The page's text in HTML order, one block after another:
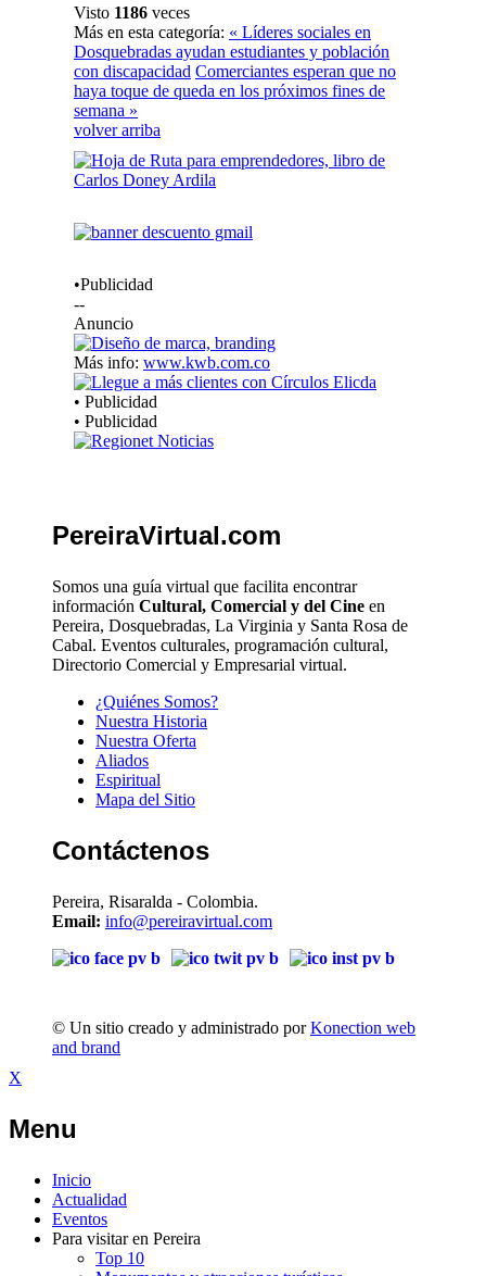
Visto 1186 veces
Más en esta categoría: « Líderes sociales en
Dosquebradas ayudan estudiantes y población
con discapacidad Comerciantes esperan que no
haya toque de queda en los próximos fines de
semana »
volver arriba
•Publicidad
--
Anuncio
Más info: www.kwb.com.co
• Publicidad
• Publicidad
PereiraVirtual.com
Somos una guía virtual que facilita encontrar
información Cultural, Comercial y del Cine en
Pereira, Dosquebradas, La Virginia y Santa Rosa de
Cabal. Eventos culturales, programación cultural,
Directorio Comercial y Empresarial virtual.
¿Quiénes Somos?
Nuestra Historia
Nuestra Oferta
Aliados
Espiritual
Mapa del Sitio
Contáctenos
Pereira, Risaralda - Colombia.
Email: info@pereiravirtual.com
© Un sitio creado y administrado porKonection web
and brand
X
Menu
Inicio
Actualidad
Eventos
Para visitar en Pereira
Top 10